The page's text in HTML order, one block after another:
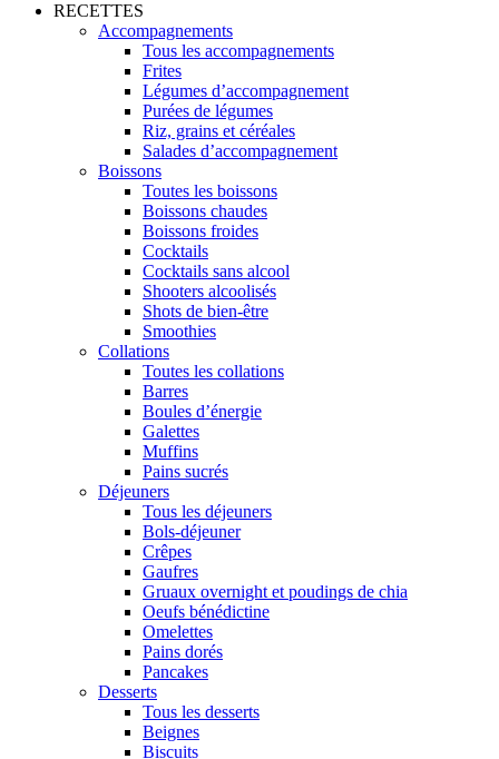
RECETTES
Accompagnements
Tous les accompagnements
Frites
Légumes d’accompagnement
Purées de légumes
Riz, grains et céréales
Salades d’accompagnement
Boissons
Toutes les boissons
Boissons chaudes
Boissons froides
Cocktails
Cocktails sans alcool
Shooters alcoolisés
Shots de bien-être
Smoothies
Collations
Toutes les collations
Barres
Boules d’énergie
Galettes
Muffins
Pains sucrés
Déjeuners
Tous les déjeuners
Bols-déjeuner
Crêpes
Gaufres
Gruaux overnight et poudings de chia
Oeufs bénédictine
Omelettes
Pains dorés
Pancakes
Desserts
Tous les desserts
Beignes
Biscuits